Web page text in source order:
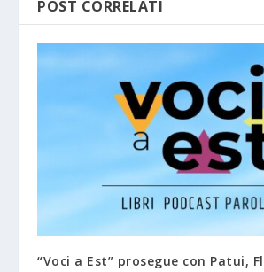
POST CORRELATI
“Voci a Est” prosegue con Patui,